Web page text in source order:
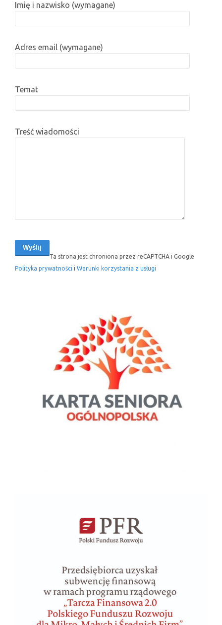
Imię i nazwisko (wymagane)
Adres email (wymagane)
Temat
Treść wiadomości
Ta strona jest chroniona przez reCAPTCHA i Google
Polityka prywatności i Warunki korzystania z usługi